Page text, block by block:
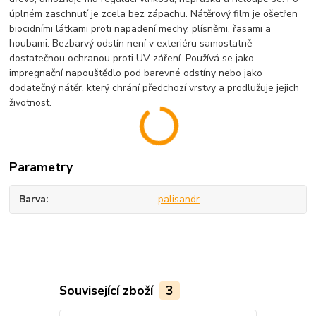
úplném zaschnutí je zcela bez zápachu. Nátěrový film je ošetřen
biocidními látkami proti napadení mechy, plísněmi, řasami a
houbami. Bezbarvý odstín není v exteriéru samostatně
dostatečnou ochranou proti UV záření. Používá se jako
impregnační napouštědlo pod barevné odstíny nebo jako
dodatečný nátěr, který chrání předchozí vrstvy a prodlužuje jejich
životnost.
Parametry
Barva palisandr
Související zboží 3